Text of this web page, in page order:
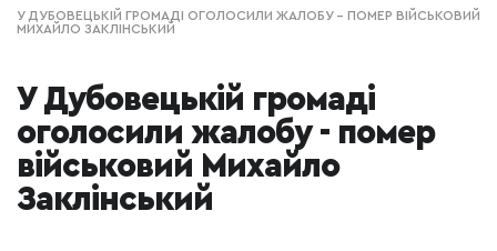
У ДУБОВЕЦЬКІЙ ГРОМАДІ ОГОЛОСИЛИ ЖАЛОБУ - ПОМЕР ВІЙСЬКОВИЙ
МИХАЙЛО ЗАКЛІНСЬКИЙ
У Дубовецькій громаді
оголосили жалобу - помер
військовий Михайло
Заклінський